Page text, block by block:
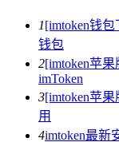
1[imtoken钱
钱包
2[imtoken苹
imToken
3[imtoken苹
用
4imtoken最新